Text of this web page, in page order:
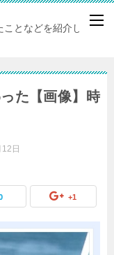
ことなどを紹介してい
た【画像】時
日
+1